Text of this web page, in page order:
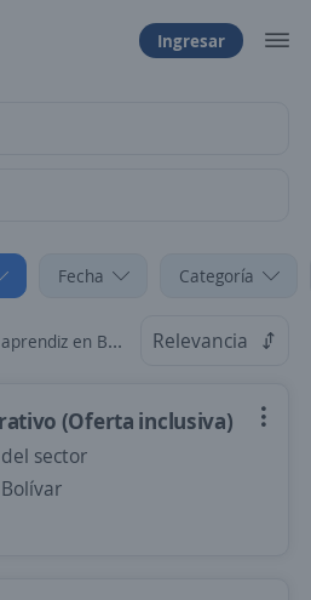
Ingresar
Fecha Categoría
en Bolívar Relevancia
(Oferta inclusiva)
sector